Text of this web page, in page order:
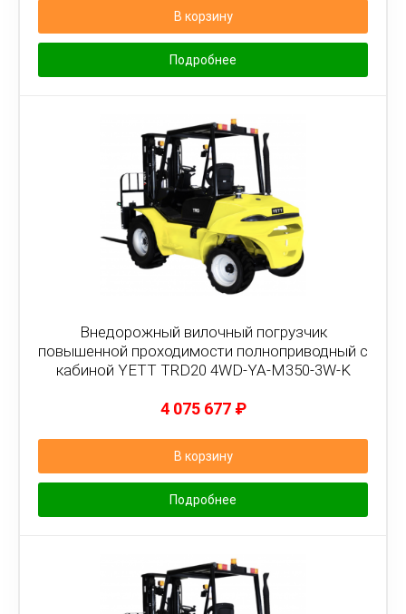
В корзину
Подробнее
Внедорожный вилочный погрузчик
повышенной проходимости полноприводный с
кабиной YETT TRD20 4WD-YA-M350-3W-K
4 075 677 ₽
В корзину
Подробнее